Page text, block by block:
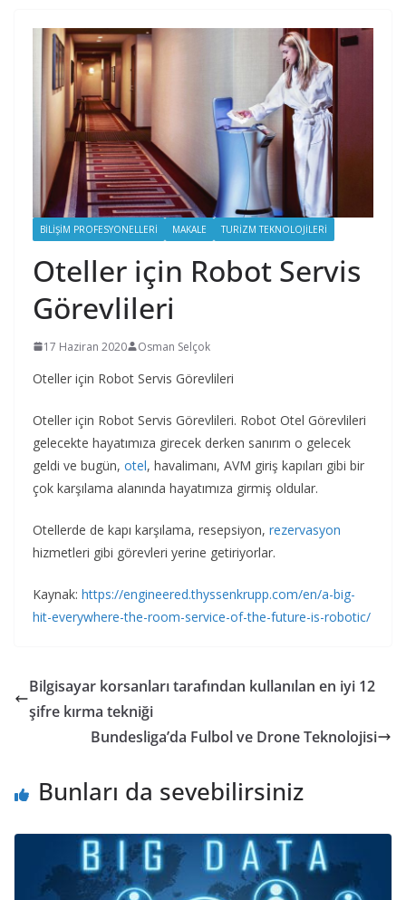
BILIŞIM PROFESYONELLERI MAKALE TURIZM TEKNOLOJILERI
Oteller için Robot Servis
Görevlileri
17 Haziran 2020 Osman Selçok
Oteller için Robot Servis Görevlileri
Oteller için Robot Servis Görevlileri. Robot Otel Görevlileri
gelecekte hayatımıza girecek derken sanırım o gelecek
geldi ve bugün, otel, havalimanı, AVM giriş kapıları gibi bir
çok karşılama alanında hayatımıza girmiş oldular.
Otellerde de kapı karşılama, resepsiyon, rezervasyon
hizmetleri gibi görevleri yerine getiriyorlar.
Kaynak: https://engineered.thyssenkrupp.com/en/a-big-
hit-everywhere-the-room-service-of-the-future-is-robotic/
Bilgisayar korsanları tarafından kullanılan en iyi 12
şifre kırma tekniği
Bundesliga’da Fulbol ve Drone Teknolojisi
Bunları da sevebilirsiniz